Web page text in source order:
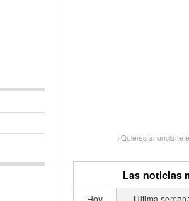
¿Quieres anunciarte
Las noticias
Hoy Última